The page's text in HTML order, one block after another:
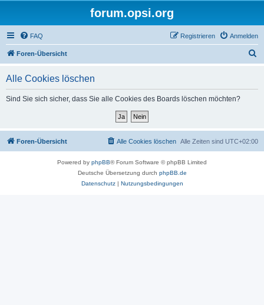
forum.opsi.org
FAQ Anmelden
Registrieren
Foren-Übersicht
Alle Cookies löschen
Sind Sie sich sicher, dass Sie alle Cookies des Boards löschen möchten?
Foren-Übersicht Alle Zeiten sind UTC+02:00
Alle Cookies löschen
Powered by phpBB® Forum Software © phpBB Limited
Deutsche Übersetzung durch phpBB.de
Datenschutz| Nutzungsbedingungen